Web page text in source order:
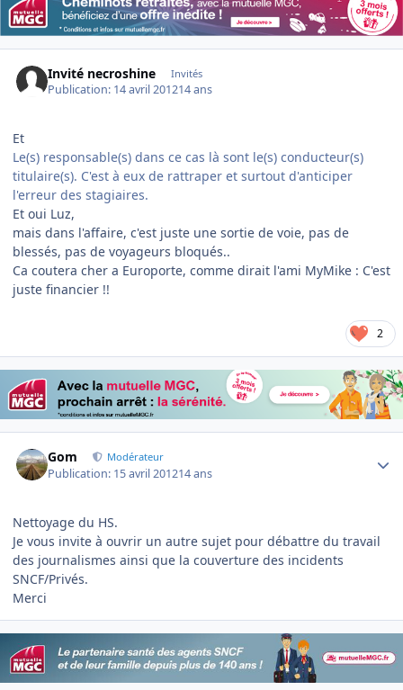
Invité necroshine Invités
Publication: 14 avril 201214 ans
Et
Le(s) responsable(s) dans ce cas là sont le(s) conducteur(s)
titulaire(s). C'est à eux de rattraper et surtout d'anticiper
l'erreur des stagiaires.
Et oui Luz,
mais dans l'affaire, c'est juste une sortie de voie, pas de
blessés, pas de voyageurs bloqués..
Ca coutera cher a Europorte, comme dirait l'ami MyMike : C'est
juste financier !!
2
Gom Modérateur
Publication: 15 avril 201214 ans
Nettoyage du HS.
Je vous invite à ouvrir un autre sujet pour débattre du travail
des journalismes ainsi que la couverture des incidents
SNCF/Privés.
Merci